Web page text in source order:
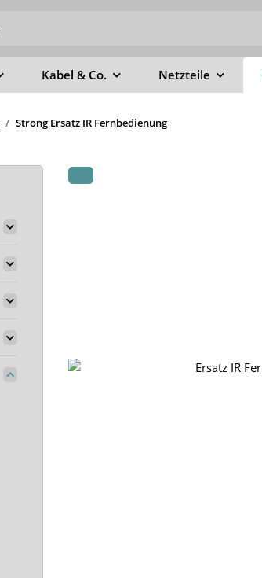
Kabel & Co. Netzteile
Strong Ersatz IR Fernbedienung